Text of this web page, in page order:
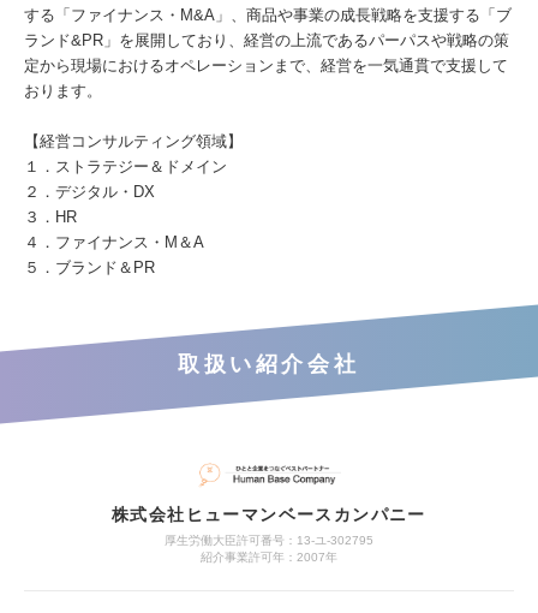
する「ファイナンス・M&A」、商品や事業の成長戦略を支援する「ブ
ランド&PR」を展開しており、経営の上流であるパーパスや戦略の策
定から現場におけるオペレーションまで、経営を一気通貫で支援して
おります。
【経営コンサルティング領域】
１．ストラテジー＆ドメイン
２．デジタル・DX
３．HR
４．ファイナンス・M＆A
５．ブランド＆PR
取扱い紹介会社
株式会社ヒューマンベースカンパニー
厚生労働大臣許可番号：13-ユ-302795
紹介事業許可年：2007年